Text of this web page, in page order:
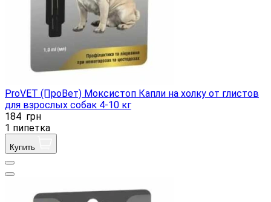
ProVET (ПроВет) Моксистоп Капли на холку от глистов
для взрослых собак 4-10 кг
184 грн
1 пипетка
Купить